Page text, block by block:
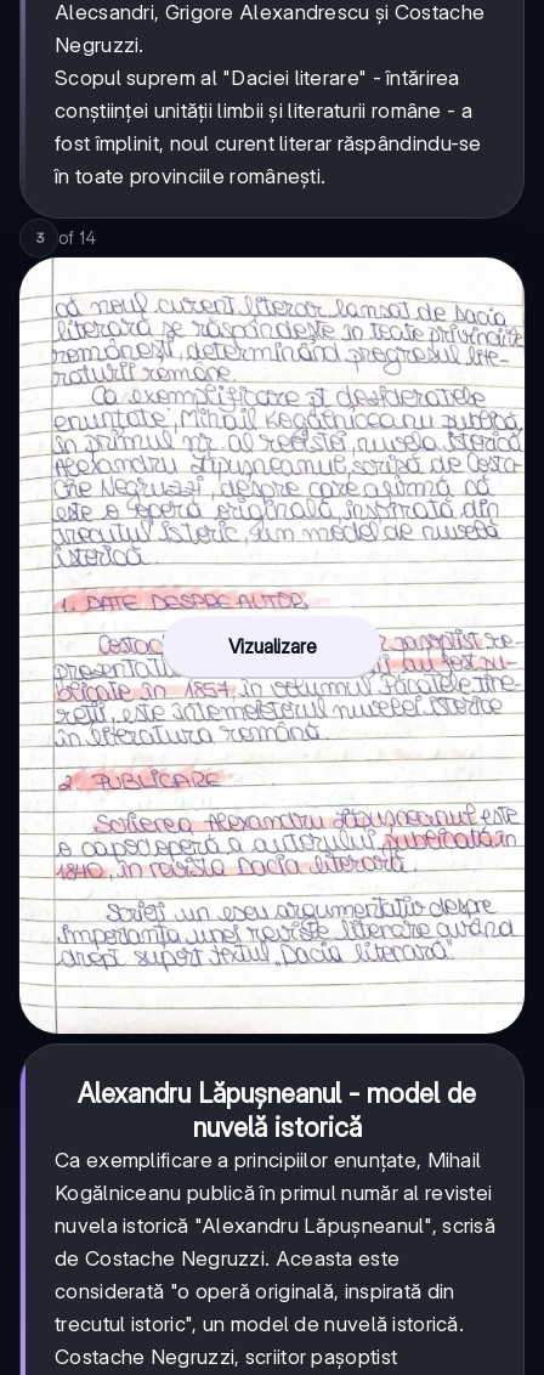
Alecsandri, Grigore Alexandrescu și Costache
Negruzzi.
Scopul suprem al "Daciei literare" - întărirea
conștiinței unității limbii și literaturii române - a
fost împlinit, noul curent literar răspândindu-se
în toate provinciile românești.
3 of 14
Vizualizare
Alexandru Lăpușneanul - model de
nuvelă istorică
Ca exemplificare a principiilor enunțate, Mihail
Kogălniceanu publică în primul număr al revistei
nuvela istorică "Alexandru Lăpușneanul", scrisă
de Costache Negruzzi. Aceasta este
considerată "o operă originală, inspirată din
trecutul istoric", un model de nuvelă istorică.
Costache Negruzzi, scriitor pașoptist